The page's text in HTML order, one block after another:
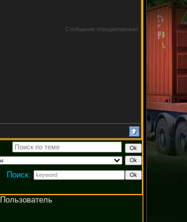
Сообщение отредактировал
Поиск:
Пользователь